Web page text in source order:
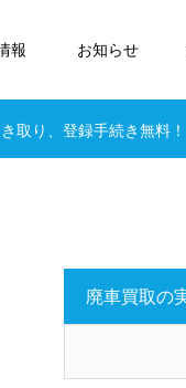
報 お知らせ
取り、登録手続き無料！
廃車買取の